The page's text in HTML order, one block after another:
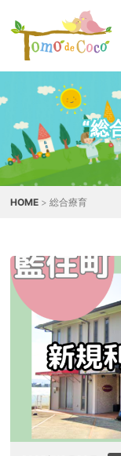
“総
HOME > 総合療育